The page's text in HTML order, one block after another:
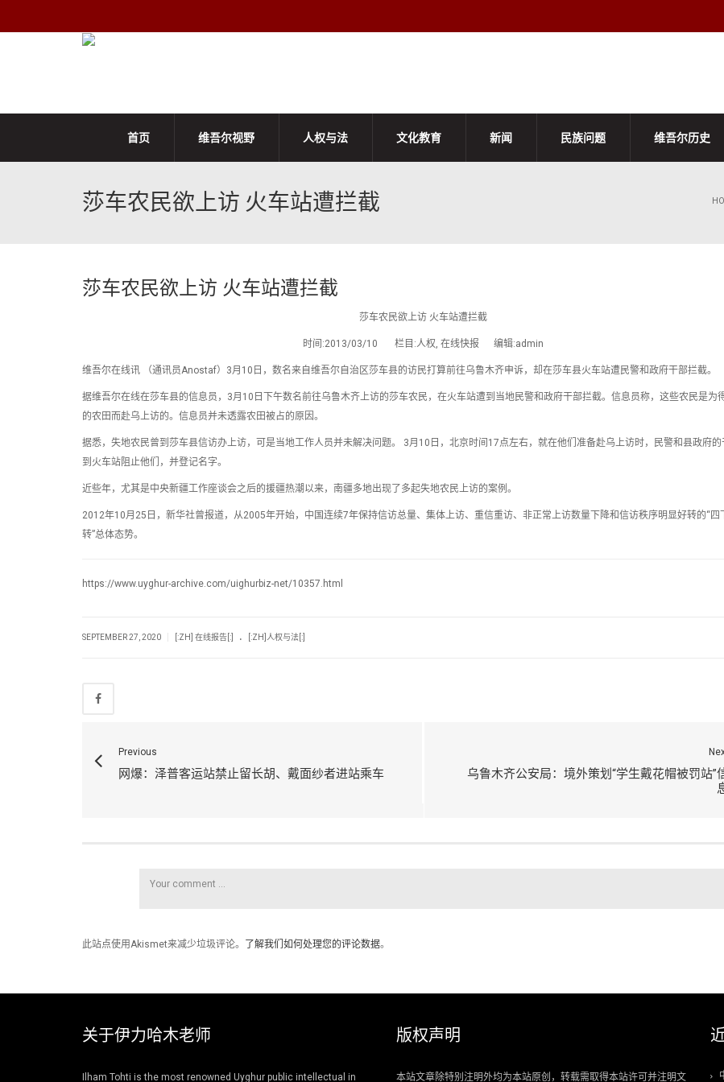
首页 维吾尔视野 人权与法 文化教育 新闻 民族问题 维吾尔历史
莎车农民欲上访 火车站遭拦截
莎车农民欲上访 火车站遭拦截
莎车农民欲上访 火车站遭拦截
时间:2013/03/10 栏目:人权, 在线快报 编辑:admin
维吾尔在线讯 （通讯员Anostaf）3月10日，数名来自维吾尔自治区莎车县的访民打算前往乌鲁木齐申诉，却在莎车县火车站遭民警和政府干部拦截。
据维吾尔在线在莎车县的信息员，3月10日下午数名前往乌鲁木齐上访的莎车农民，在火车站遭到当地民警和政府干部拦截。信息员称，这些农民是为
的农田而赴乌上访的。信息员并未透露农田被占的原因。
据悉，失地农民曾到莎车县信访办上访，可是当地工作人员并未解决问题。 3月10日，北京时间17点左右，就在他们准备赴乌上访时，民警和县政府的
到火车站阻止他们，并登记名字。
近些年，尤其是中央新疆工作座谈会之后的援疆热潮以来，南疆多地出现了多起失地农民上访的案例。
2012年10月25日，新华社曾报道，从2005年开始，中国连续7年保持信访总量、集体上访、重信重访、非正常上访数量下降和信访秩序明显好转的“四
转”总体态势。
https://www.uyghur-archive.com/uighurbiz-net/10357.html
SEPTEMBER 27, 2020 [:ZH] 在线报告[:] . [:ZH]人权与法[:]
Previous
网爆：泽普客运站禁止留长胡、戴面纱者进站乘车
乌鲁木齐公安局：境外策划“学生戴花帽被罚站”
此站点使用Akismet来减少垃圾评论。 了解我们如何处理您的评论数据。
关于伊力哈木老师
Ilham Tohti is the most renowned Uyghur public intellectual in
版权声明
本站文章除特别注明外均为本站原创，转载需取得本站许可并注明文